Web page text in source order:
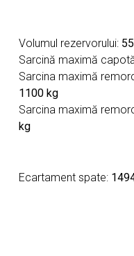
Volumul rezervorului: 55 l
Sarcină maximă
Sarcina maximă
1100 kg
Sarcina maximă
kg
Ecartament spate: